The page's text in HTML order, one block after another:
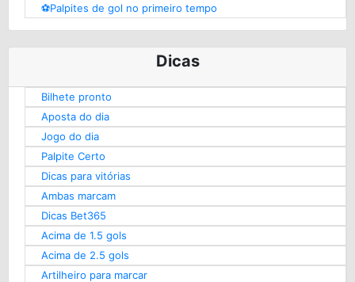
⚽️Palpites de gol no primeiro tempo
Dicas
Bilhete pronto
Aposta do dia
Jogo do dia
Palpite Certo
Dicas para vitórias
Ambas marcam
Dicas Bet365
Acima de 1.5 gols
Acima de 2.5 gols
Artilheiro para marcar